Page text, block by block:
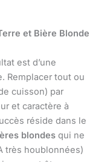
et Bière Blonde
est d’une
Remplacer tout ou
cuisson) par
et caractère à
réside dans le
blondes qui ne
très houblonnées)